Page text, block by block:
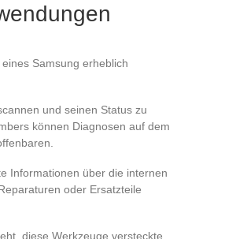
Samsung erheblich
und seinen Status zu
können Diagnosen auf dem
Informationen über die internen
oder Ersatzteile
diese Werkzeuge versteckte